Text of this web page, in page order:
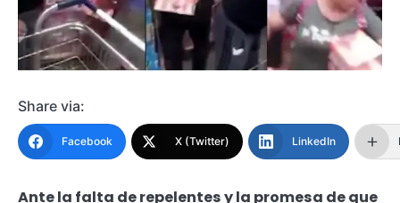
Share via:
Facebook X (Twitter) LinkedIn
Ante la falta de repelentes y la promesa de que